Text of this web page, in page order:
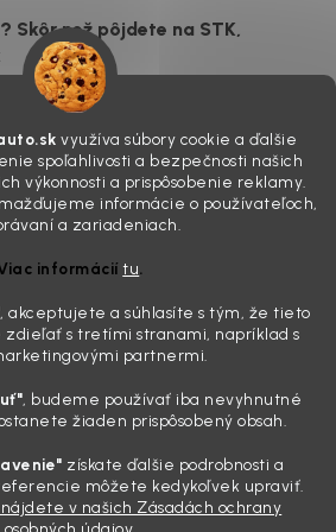
využíva súbory cookie a ďalšie
spoľahlivosti a bezpečnosti našich
výkonnosti a prispôsobenie reklamy.
informácie o používateľoch,
a zariadeniach.
informáciítu.
, akceptujete a súhlasíte s tým, že tieto
s tretími stranami, napríklad s
partnermi.
, budeme používať iba nevyhnutné
žiaden prispôsobený obsah.
získate ďalšie podrobnosti a
môžete kedykoľvek upraviť.
v našich Zásadách ochrany
Skôr než pôjdete na STK,
môžu práve „slepé“ svetlomety. Ten
len estetická vada. Keď slnko a soľ urobia
rozptyľovať namiesto to...
Ak chcete mať auto naozaj čisté,
svieti slnko, vy sedíte v čerstvo
na palubnú dosku vás ide poraziť. V
tlačidiel a v švíkoch sedačiek na vás stále
ani vysávač tam jednodu...
výplatu: 5 kúskov autokozmetiky,
a pred vami zaprášená kapota. Pre